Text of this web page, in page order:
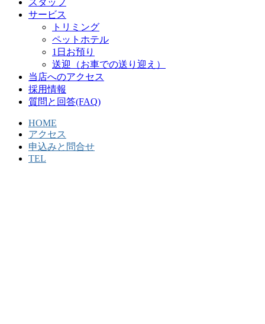
スタッフ
サービス
トリミング
ペットホテル
1日お預り
送迎（お車での送り迎え）
当店へのアクセス
採用情報
質問と回答(FAQ)
HOME
アクセス
申込みと問合せ
TEL